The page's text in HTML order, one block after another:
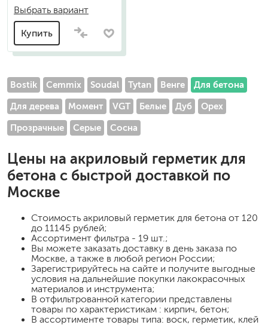
Выбрать вариант
Купить
Bostik Cemmix Soudal Tytan Венге Для бетона
Для дерева Момент VGT Белые Дуб Орех
Прозрачные Серые Сосна
Цены на акриловый герметик для
бетона с быстрой доставкой по
Москве
Стоимость акриловый герметик для бетона от 120
до 11145 рублей;
Ассортимент фильтра - 19 шт.;
Вы можете заказать доставку в день заказа по
Москве, а также в любой регион России;
Зарегистрируйтесь на сайте и получите выгодные
условия на дальнейшие покупки лакокрасочных
материалов и инструмента;
В отфильтрованной категории представлены
товары по характеристикам : кирпич, бетон;
В ассортименте товары типа: воск, герметик, клей